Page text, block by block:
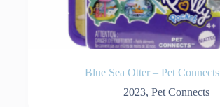
Blue Sea Otter – Pet Connects
2023, Pet Connects